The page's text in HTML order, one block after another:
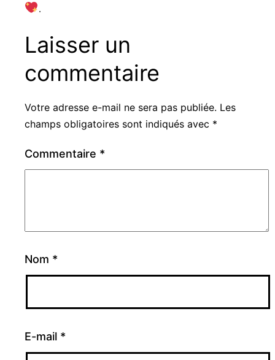
.
Laisser un
commentaire
Votre adresse e-mail ne sera pas publiée. Les
champs obligatoires sont indiqués avec *
Commentaire *
Nom *
E-mail *